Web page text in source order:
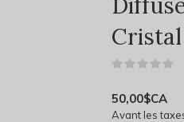
Cristal
50,00$CA
Avant les